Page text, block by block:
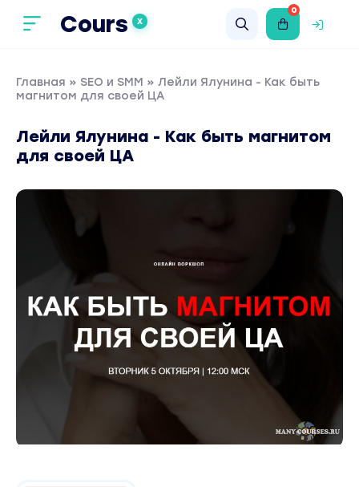
Cours X
0
Главная » SEO и SMM » Лейли Ялунина - Как быть
магнитом для своей ЦА
Лейли Ялунина - Как быть магнитом
для своей ЦА